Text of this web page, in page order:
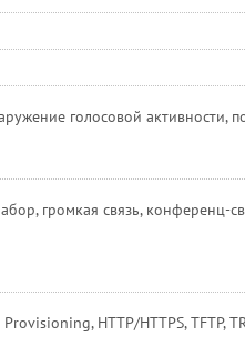
голосовой активности,
громкая связь, конференц-
HTTP/HTTPS, TFTP,